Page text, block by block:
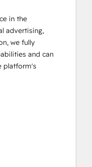
in the
advertising,
we fully
and can
platform's